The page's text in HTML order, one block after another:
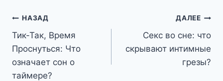
Навигация
по
записям
НАЗАД
Тик-Так, Время
Проснуться: Что
означает сон о
таймере?
ДАЛЕЕ
Секс во сне: что
скрывают интимные
грезы?